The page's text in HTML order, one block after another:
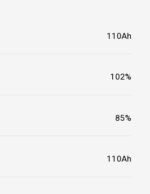
110Ah
102%
85%
110Ah